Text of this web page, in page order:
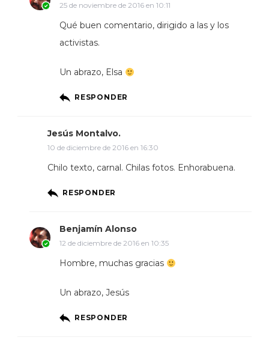
25 de noviembre de 2016 en 10:11
Qué buen comentario, dirigido a las y los
activistas.
Un abrazo, Elsa
RESPONDER
Jesús Montalvo.
10 de diciembre de 2016 en 16:30
Chilo texto, carnal. Chilas fotos. Enhorabuena.
RESPONDER
Benjamín Alonso
12 de diciembre de 2016 en 10:35
Hombre, muchas gracias
Un abrazo, Jesús
RESPONDER